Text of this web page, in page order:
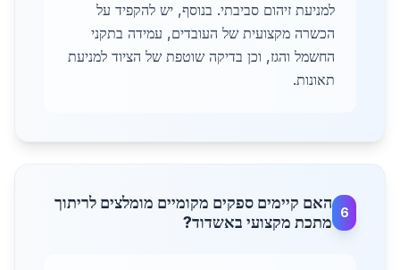
למניעת זיהום סביבתי. בנוסף, יש להקפיד על
הכשרה מקצועית של העובדים, עמידה בתקני
החשמל והגז, וכן בדיקה שוטפת של הציוד למניעת
תאונות.
6
האם קיימים ספקים מקומיים מומלצים לריתוך
מתכת מקצועי באשדוד?